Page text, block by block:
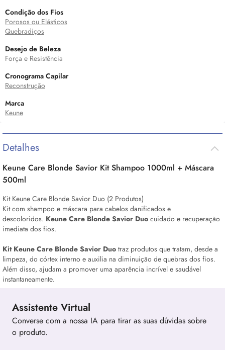
Condição dos Fios
Porosos ou Elásticos
Quebradiços
Desejo de Beleza
Força e Resistência
Cronograma Capilar
Reconstrução
Marca
Keune
Detalhes
Keune Care Blonde Savior Kit Shampoo 1000ml + Máscara
500ml
Kit Keune Care Blonde Savior Duo (2 Produtos)
Kit com shampoo e máscara para cabelos danificados e
descoloridos. Keune Care Blonde Savior Duo cuidado e recuperação
imediata dos fios.
Kit Keune Care Blonde Savior Duo traz produtos que tratam, desde a
limpeza, do córtex interno e auxilia na diminuição de quebras dos fios.
Além disso, ajudam a promover uma aparência incrível e saudável
instantaneamente.
Assistente Virtual
Converse com a nossa IA para tirar as suas dúvidas sobre
o produto.